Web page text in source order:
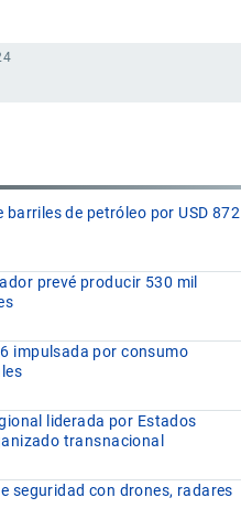
de petróleo por USD 872
prevé producir 530 mil
impulsada por consumo
liderada por Estados
transnacional
seguridad con drones, radares